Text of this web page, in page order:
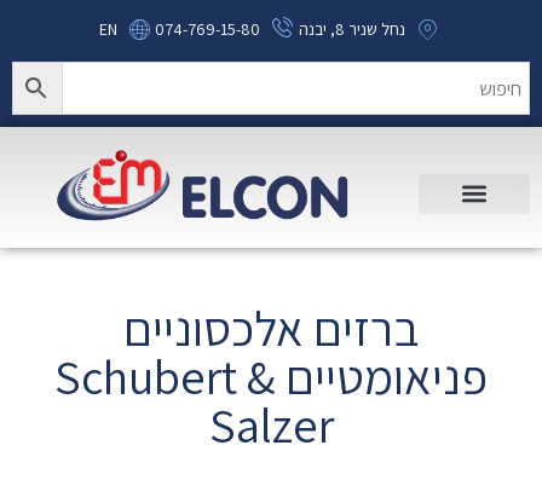
נחל שניר 8, יבנה 074-769-15-80
EN
ברזים אלכסוניים
פניאומטיים Schubert &
Salzer